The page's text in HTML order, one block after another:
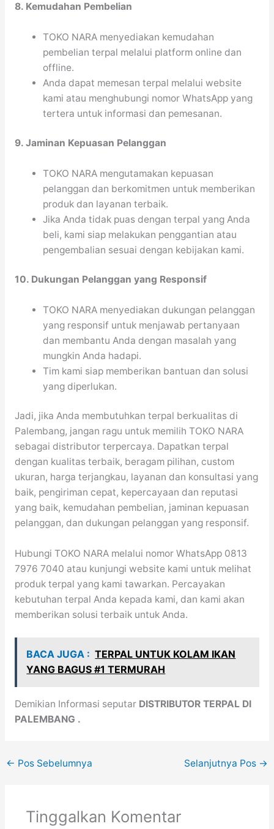
8. Kemudahan Pembelian
TOKO NARA menyediakan kemudahan
pembelian terpal melalui platform online dan
offline.
Anda dapat memesan terpal melalui website
kami atau menghubungi nomor WhatsApp yang
tertera untuk informasi dan pemesanan.
9. Jaminan Kepuasan Pelanggan
TOKO NARA mengutamakan kepuasan
pelanggan dan berkomitmen untuk memberikan
produk dan layanan terbaik.
Jika Anda tidak puas dengan terpal yang Anda
beli, kami siap melakukan penggantian atau
pengembalian sesuai dengan kebijakan kami.
10. Dukungan Pelanggan yang Responsif
TOKO NARA menyediakan dukungan pelanggan
yang responsif untuk menjawab pertanyaan
dan membantu Anda dengan masalah yang
mungkin Anda hadapi.
Tim kami siap memberikan bantuan dan solusi
yang diperlukan.
Jadi, jika Anda membutuhkan terpal berkualitas di
Palembang, jangan ragu untuk memilih TOKO NARA
sebagai distributor terpercaya. Dapatkan terpal
dengan kualitas terbaik, beragam pilihan, custom
ukuran, harga terjangkau, layanan dan konsultasi yang
baik, pengiriman cepat, kepercayaan dan reputasi
yang baik, kemudahan pembelian, jaminan kepuasan
pelanggan, dan dukungan pelanggan yang responsif.
Hubungi TOKO NARA melalui nomor WhatsApp 0813
7976 7040 atau kunjungi website kami untuk melihat
produk terpal yang kami tawarkan. Percayakan
kebutuhan terpal Anda kepada kami, dan kami akan
memberikan solusi terbaik untuk Anda.
BACA JUGA : TERPAL UNTUK KOLAM IKAN
YANG BAGUS #1 TERMURAH
Demikian Informasi seputar DISTRIBUTOR TERPAL DI
PALEMBANG .
← Pos Sebelumnya Selanjutnya Pos →
Tinggalkan Komentar